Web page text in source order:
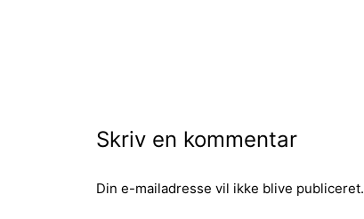
Skriv en kommentar
Din e-mailadresse vil ikke blive publiceret.